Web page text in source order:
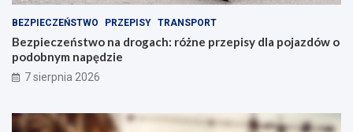
P
o
l
s
k
i
o
p
o
j
a
z
d
o
BEZPIECZEŃSTWO PRZEPISY TRANSPORT
Bezpieczeństwo na drogach: różne przepisy dla pojazdów o
podobnym napędzie
7 sierpnia 2026